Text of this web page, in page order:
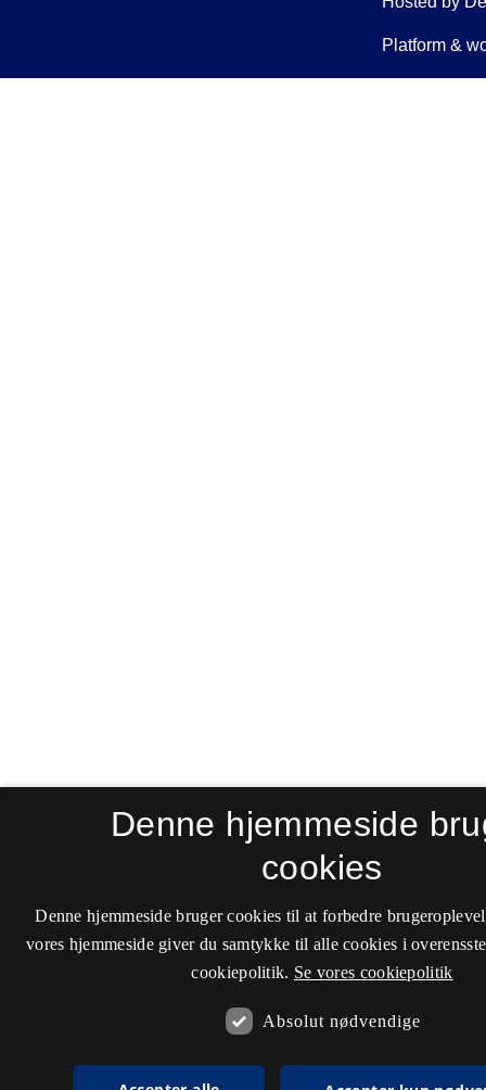
Denne hjemmeside
cookies
Denne hjemmeside bruger cookies til at forbedre
vores hjemmeside giver du samtykke til alle cookies i
cookiepolitik. Se vores cookiepolitik
Absolut nødvendige